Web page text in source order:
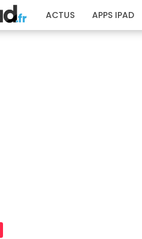
ACTUS APPS IPAD